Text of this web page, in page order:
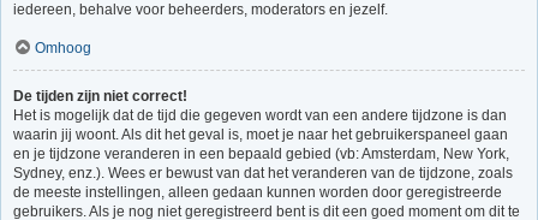
iedereen, behalve voor beheerders, moderators en jezelf.
Omhoog
De tijden zijn niet correct!
Het is mogelijk dat de tijd die gegeven wordt van een andere tijdzone is dan
waarin jij woont. Als dit het geval is, moet je naar het gebruikerspaneel gaan
en je tijdzone veranderen in een bepaald gebied (vb: Amsterdam, New York,
Sydney, enz.). Wees er bewust van dat het veranderen van de tijdzone, zoals
de meeste instellingen, alleen gedaan kunnen worden door geregistreerde
gebruikers. Als je nog niet geregistreerd bent is dit een goed moment om dit te